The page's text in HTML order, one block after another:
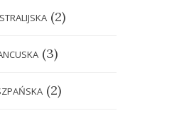
(2)
(3)
(2)